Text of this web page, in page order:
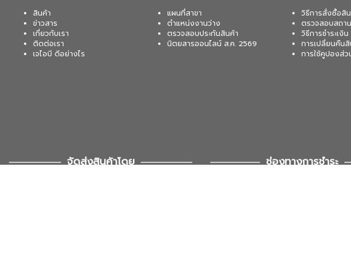
สินค้า
ข่าวสาร
เกี่ยวกับเรา
ติดต่อเรา
เจไอบี ดีอย่างไร
แผนที่สาขา
ตำแหน่งงานว่าง
ตรวจสอบประกันสินค้า
นิตยสารออนไลน์ ส.ค. 2569
วิธีการสั่งซื้อสิ
ตรวจสอบสถา
วิธีการชำระเงิน
การเปลี่ยนคืน
การใช้คูปองส่
จัดส่งสินค้าโดย ช่องทางการชำระ